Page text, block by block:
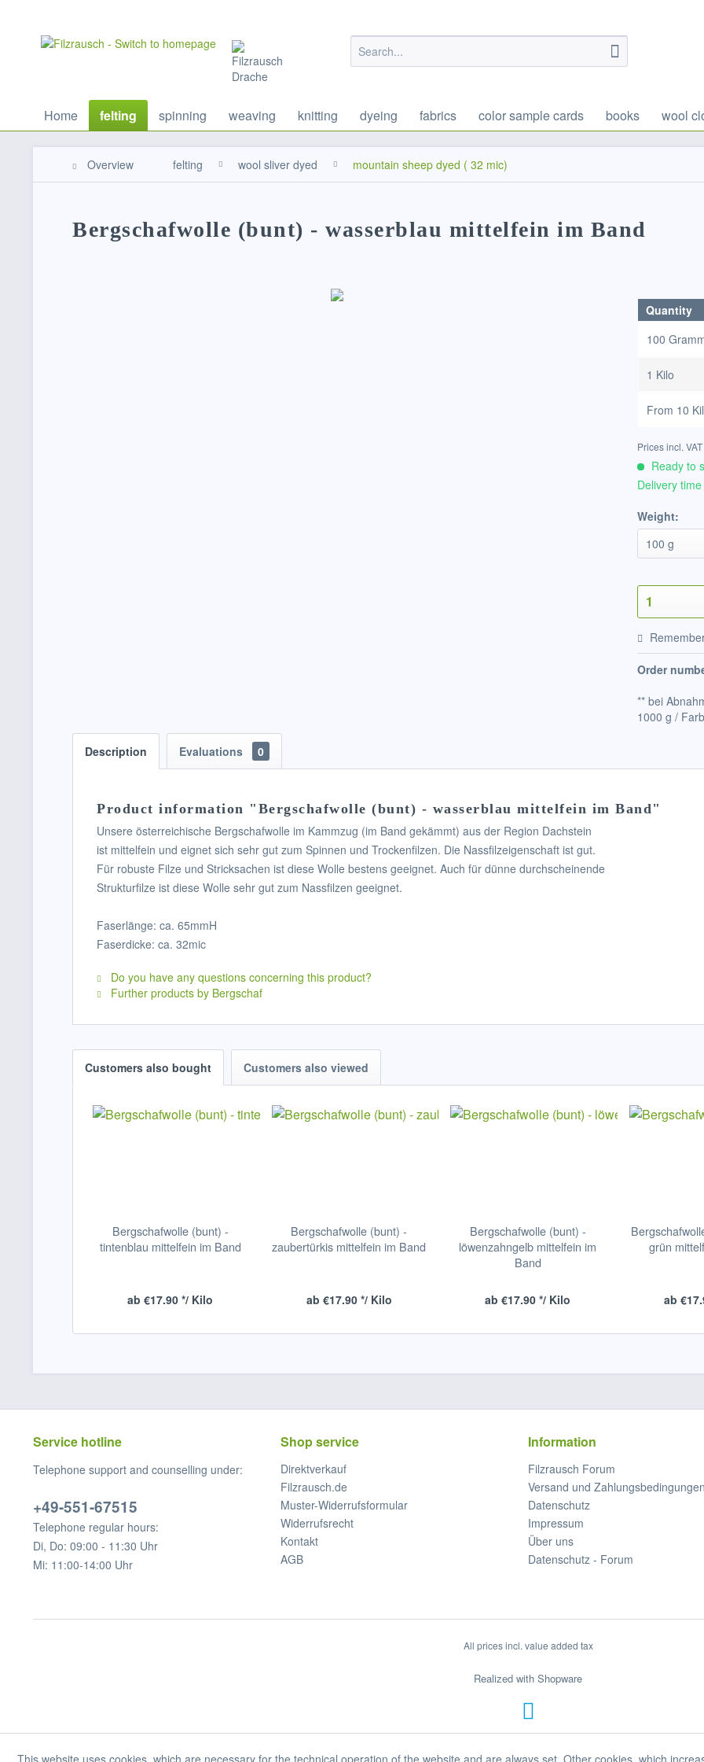
Home felting spinning weaving knitting dyeing fabrics color sample cards books wool
Overview felting wool sliver dyed mountain sheep dyed ( 32 mic)
Bergschafwolle (bunt) - wasserblau mittelfein im Band
Quantity
100
1 Kilo
From 10
Prices incl.
Ready to
Delivery
Weight:
Order
** bei
1000 g /
Description Evaluations 0
Product information "Bergschafwolle (bunt) - wasserblau mittelfein im Band"
Unsere österreichische Bergschafwolle im Kammzug (im Band gekämmt) aus der Region Dachstein
ist mittelfein und eignet sich sehr gut zum Spinnen und Trockenfilzen. Die Nassfilzeigenschaft ist gut.
Für robuste Filze und Stricksachen ist diese Wolle bestens geeignet. Auch für dünne durchscheinende
Strukturfilze ist diese Wolle sehr gut zum Nassfilzen geeignet.
Faserlänge: ca. 65mmH
Faserdicke: ca. 32mic
Do you have any questions concerning this product?
Further products by Bergschaf
Customers also bought Customers also viewed
Bergschafwolle (bunt) -
tintenblau mittelfein im Band
ab €17.90 */ Kilo
Bergschafwolle (bunt) -
zaubertürkis mittelfein im Band
ab €17.90 */ Kilo
Bergschafwolle (bunt) -
löwenzahngelb mittelfein im
Band
ab €17.90 */ Kilo
grün
ab
Service hotline
Telephone support and counselling under:
+49-551-67515
Telephone regular hours:
Di, Do: 09:00 - 11:30 Uhr
Mi: 11:00-14:00 Uhr
Shop service
Direktverkauf
Filzrausch.de
Muster-Widerrufsformular
Widerrufsrecht
Kontakt
AGB
Information
Filzrausch Forum
Versand und
Datenschutz
Impressum
Über uns
Datenschutz - Forum
All prices incl. value added tax
Realized with Shopware
This website uses cookies, which are necessary for the technical operation of the website and are always set. Other cookies, which